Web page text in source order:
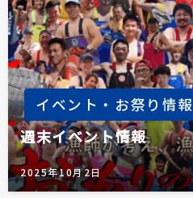
イベント・お祭り情報
週末イベント情報
2025年10月2日